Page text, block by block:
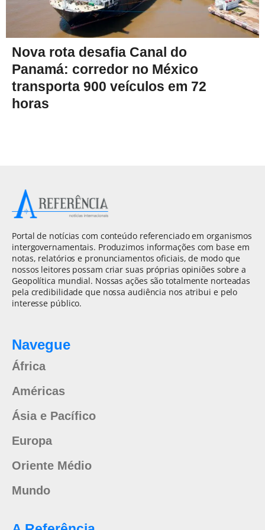
Nova rota desafia Canal do
Panamá: corredor no México
transporta 900 veículos em 72
horas
Portal de notícias com conteúdo referenciado em organismos
intergovernamentais. Produzimos informações com base em
notas, relatórios e pronunciamentos oficiais, de modo que
nossos leitores possam criar suas próprias opiniões sobre a
Geopolítica mundial. Nossas ações são totalmente norteadas
pela credibilidade que nossa audiência nos atribui e pelo
interesse público.
Navegue
África
Américas
Ásia e Pacífico
Europa
Oriente Médio
Mundo